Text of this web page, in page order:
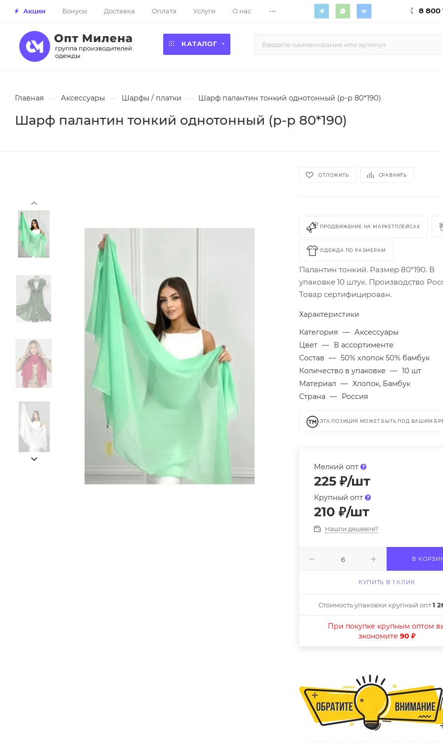
Акции Бонусы Доставка Оплата Услуги О нас ... 8 800
КАТАЛОГ
Главная — Аксессуары — Шарфы / платки — Шарф палантин тонкий однотонный (р-р 80*190)
Шарф палантин тонкий однотонный (р-р 80*190)
ОТЛОЖИТЬ СРАВНИТЬ
ПРОДВИЖЕНИЕ НА МАРКЕТПЛЕЙСАХ
ОДЕЖДА ПО РАЗМЕРАМ
Палантин тонкий. Размер 80*190. В
упаковке 10 штук. Производство
Товар сертифицирован.
Характеристики
Категория — Аксессуары
Цвет — В ассортименте
Состав — 50% хлопок 50% бамбук
Количество в упаковке — 10 шт
Материал — Хлопок, Бамбук
Страна — Россия
ЭТА ПОЗИЦИЯ МОЖЕТ БЫТЬ ПОД ВАШИМ
Мелкий опт
225 ₽/шт
Крупный опт
210 ₽/шт
Нашли дешевле?
В
КУПИТЬ В 1 КЛИК
Стоимость упаковки крупный опт1
При покупке крупным оптом
экономите 90 ₽